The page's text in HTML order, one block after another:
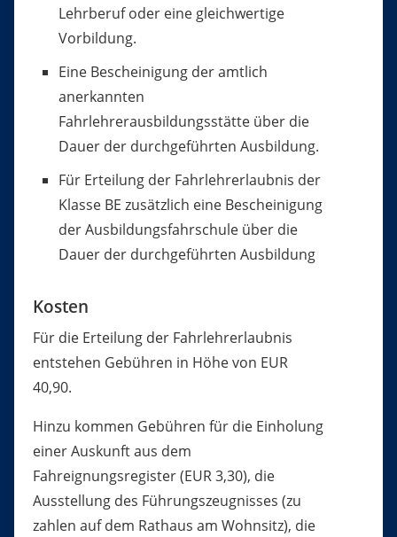
Lehrberuf oder eine gleichwertige
Vorbildung.
Eine Bescheinigung der amtlich
anerkannten
Fahrlehrerausbildungsstätte über die
Dauer der durchgeführten Ausbildung.
Für Erteilung der Fahrlehrerlaubnis der
Klasse BE zusätzlich eine Bescheinigung
der Ausbildungsfahrschule über die
Dauer der durchgeführten Ausbildung
Kosten
Für die Erteilung der Fahrlehrerlaubnis
entstehen Gebühren in Höhe von EUR
40,90.
Hinzu kommen Gebühren für die Einholung
einer Auskunft aus dem
Fahreignungsregister (EUR 3,30), die
Ausstellung des Führungszeugnisses (zu
zahlen auf dem Rathaus am Wohnsitz), die